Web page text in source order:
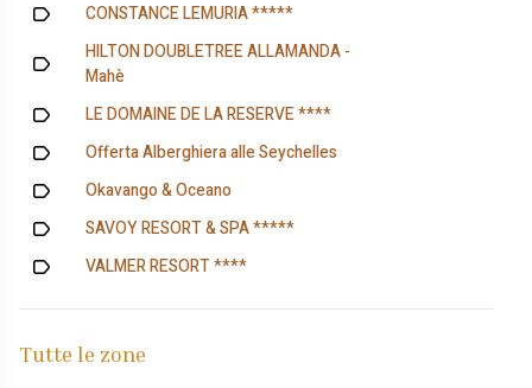
CONSTANCE LEMURIA *****
HILTON DOUBLETREE ALLAMANDA -
Mahè
LE DOMAINE DE LA RESERVE ****
Offerta Alberghiera alle Seychelles
Okavango & Oceano
SAVOY RESORT & SPA *****
VALMER RESORT ****
Tutte le zone